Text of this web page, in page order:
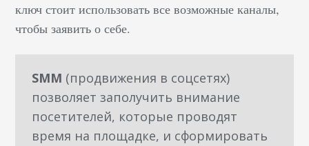
ключ стоит использовать все возможные каналы,
чтобы заявить о себе.
SMM (продвижения в соцсетях)
позволяет заполучить внимание
посетителей, которые проводят
время на площадке, и сформировать